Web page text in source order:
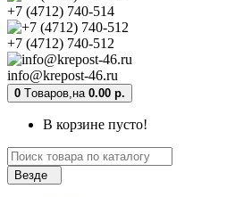
+7 (4712) 740-514
+7 (4712) 740-512
info@krepost-46.ru
0 Tоваров, на 0.00 р.
В корзине пусто!
Везде